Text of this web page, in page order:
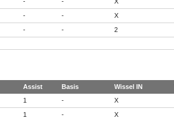
- - X
- - X
- - 2
Assist Basis Wissel IN
1 - X
1 - X